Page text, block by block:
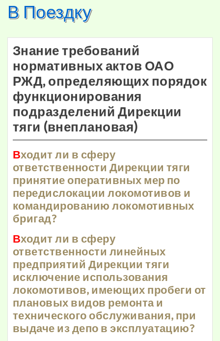
SkipВ Поездку
Знание требований
нормативных актов ОАО
РЖД, определяющих порядок
функционирования
подразделений Дирекции
тяги (внеплановая)
Входит ли в сферу
ответственности Дирекции тяги
принятие оперативных мер по
передислокации локомотивов и
командированию локомотивных
бригад?
Входит ли в сферу
ответственности линейных
предприятий Дирекции тяги
исключение использования
локомотивов, имеющих пробеги от
плановых видов ремонта и
технического обслуживания, при
выдаче из депо в эксплуатацию?